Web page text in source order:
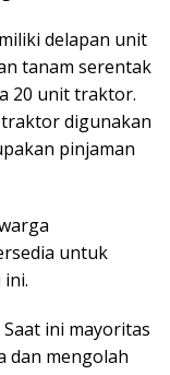
delapan unit
tanam serentak
20 unit traktor.
traktor digunakan
pinjaman
untuk
ini mayoritas
dan mengolah